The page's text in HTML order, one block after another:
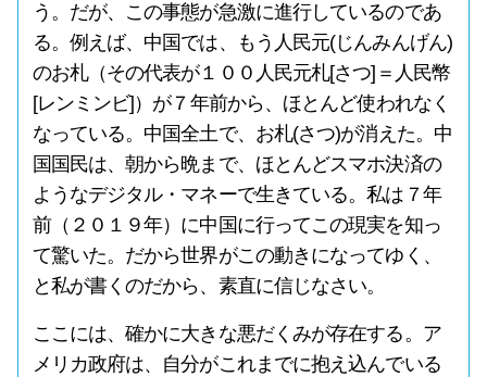
う。だが、この事態が急激に進行しているのであ
る。例えば、中国では、もう人民元(じんみんげん)
のお札（その代表が１００人民元札[さつ]＝人民幣
[レンミンビ]）が７年前から、ほとんど使われなく
なっている。中国全土で、お札(さつ)が消えた。中
国国民は、朝から晩まで、ほとんどスマホ決済の
ようなデジタル・マネーで生きている。私は７年
前（２０１９年）に中国に行ってこの現実を知っ
て驚いた。だから世界がこの動きになってゆく、
と私が書くのだから、素直に信じなさい。
ここには、確かに大きな悪だくみが存在する。ア
メリカ政府は、自分がこれまでに抱え込んでいる